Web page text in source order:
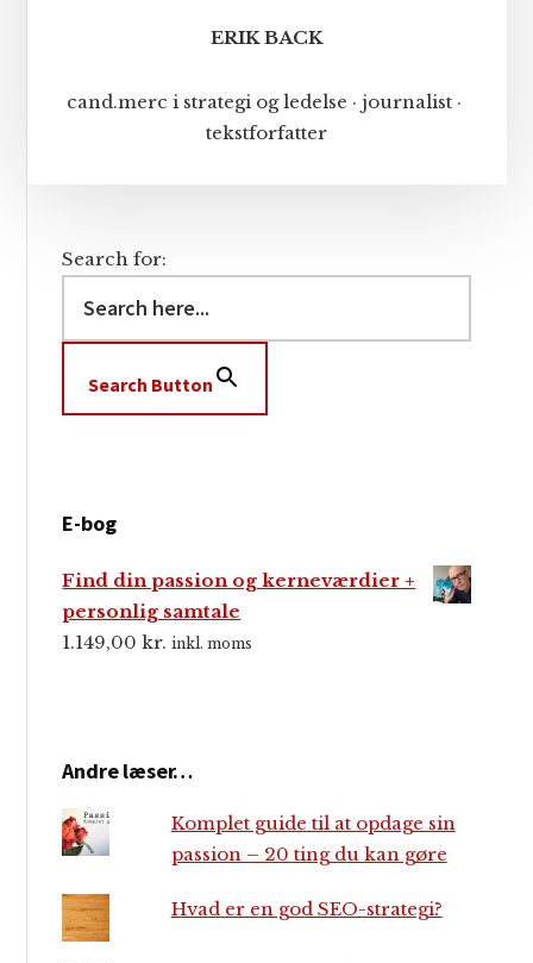
ERIK BACK
cand.merc i strategi og ledelse · journalist ·
tekstforfatter
Search for:
Search Button
E-bog
Find din passion og kerneværdier +
personlig samtale
1.149,00kr. inkl. moms
Andre læser…
Komplet guide til at opdage sin
passion – 20 ting du kan gøre
Hvad er en god SEO-strategi?